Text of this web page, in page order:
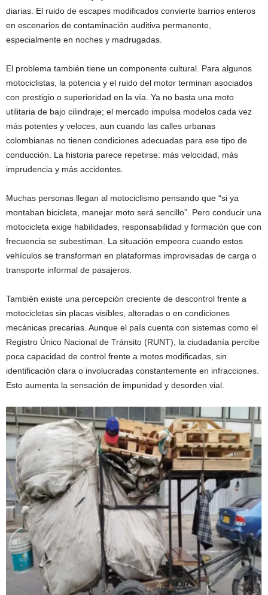
diarias. El ruido de escapes modificados convierte barrios enteros
en escenarios de contaminación auditiva permanente,
especialmente en noches y madrugadas.
El problema también tiene un componente cultural. Para algunos
motociclistas, la potencia y el ruido del motor terminan asociados
con prestigio o superioridad en la vía. Ya no basta una moto
utilitaria de bajo cilindraje; el mercado impulsa modelos cada vez
más potentes y veloces, aun cuando las calles urbanas
colombianas no tienen condiciones adecuadas para ese tipo de
conducción. La historia parece repetirse: más velocidad, más
imprudencia y más accidentes.
Muchas personas llegan al motociclismo pensando que “si ya
montaban bicicleta, manejar moto será sencillo”. Pero conducir una
motocicleta exige habilidades, responsabilidad y formación que con
frecuencia se subestiman. La situación empeora cuando estos
vehículos se transforman en plataformas improvisadas de carga o
transporte informal de pasajeros.
También existe una percepción creciente de descontrol frente a
motocicletas sin placas visibles, alteradas o en condiciones
mecánicas precarias. Aunque el país cuenta con sistemas como el
Registro Único Nacional de Tránsito (RUNT), la ciudadanía percibe
poca capacidad de control frente a motos modificadas, sin
identificación clara o involucradas constantemente en infracciones.
Esto aumenta la sensación de impunidad y desorden vial.